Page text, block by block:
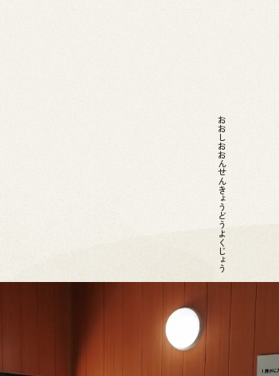
おおしおおんせんきょうどうよくじょう
News
2026.07.01